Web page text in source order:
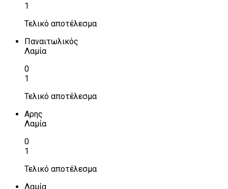
1
Τελικό αποτέλεσμα
Παναιτωλικός
Λαμία
0
1
Τελικό αποτέλεσμα
Αρης
Λαμία
0
1
Τελικό αποτέλεσμα
Λαμία